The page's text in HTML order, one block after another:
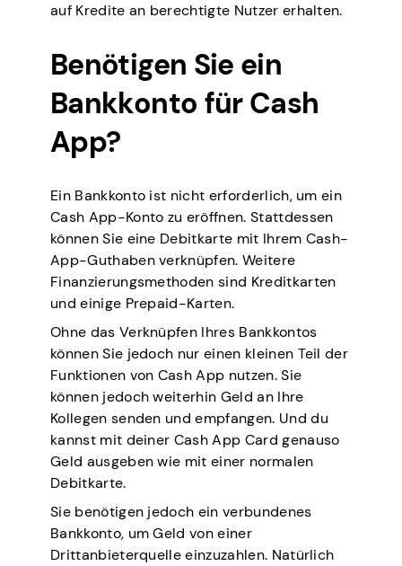
auf Kredite an berechtigte Nutzer erhalten.
Benötigen Sie ein
Bankkonto für Cash
App?
Ein Bankkonto ist nicht erforderlich, um ein
Cash App-Konto zu eröffnen. Stattdessen
können Sie eine Debitkarte mit Ihrem Cash-
App-Guthaben verknüpfen. Weitere
Finanzierungsmethoden sind Kreditkarten
und einige Prepaid-Karten.
Ohne das Verknüpfen Ihres Bankkontos
können Sie jedoch nur einen kleinen Teil der
Funktionen von Cash App nutzen. Sie
können jedoch weiterhin Geld an Ihre
Kollegen senden und empfangen. Und du
kannst mit deiner Cash App Card genauso
Geld ausgeben wie mit einer normalen
Debitkarte.
Sie benötigen jedoch ein verbundenes
Bankkonto, um Geld von einer
Drittanbieterquelle einzuzahlen. Natürlich